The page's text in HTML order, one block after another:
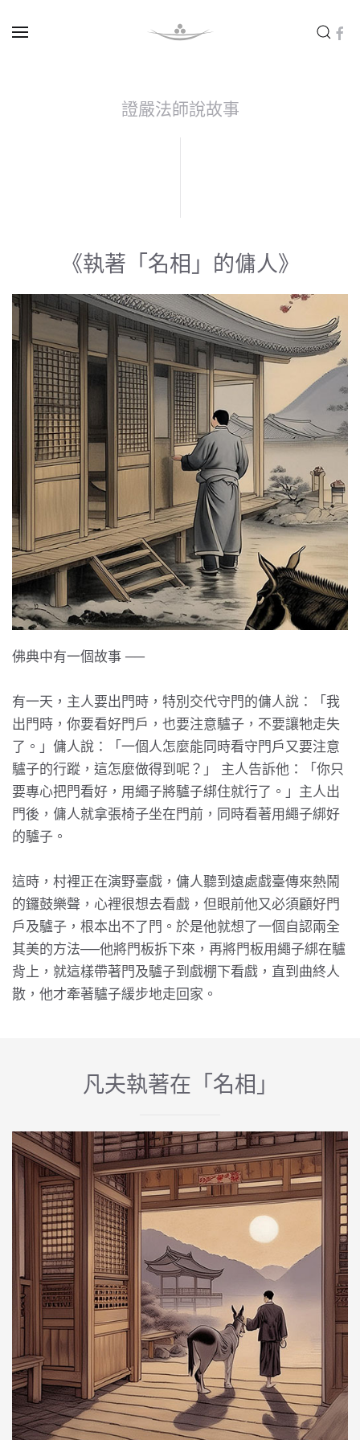
證嚴法師說故事
《執著「名相」的傭人》
佛典中有一個故事 ──
有一天，主人要出門時，特別交代守門的傭人說：「我
出門時，你要看好門戶，也要注意驢子，不要讓牠走失
了。」傭人說：「一個人怎麼能同時看守門戶又要注意
驢子的行蹤，這怎麼做得到呢？」 主人告訴他：「你只
要專心把門看好，用繩子將驢子綁住就行了。」主人出
門後，傭人就拿張椅子坐在門前，同時看著用繩子綁好
的驢子。
這時，村裡正在演野臺戲，傭人聽到遠處戲臺傳來熱鬧
的鑼鼓樂聲，心裡很想去看戲，但眼前他又必須顧好門
戶及驢子，根本出不了門。於是他就想了一個自認兩全
其美的方法──他將門板拆下來，再將門板用繩子綁在驢
背上，就這樣帶著門及驢子到戲棚下看戲，直到曲終人
散，他才牽著驢子緩步地走回家。
凡夫執著在「名相」